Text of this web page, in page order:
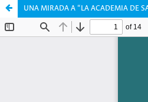
UNA MIRADA A “LA ACADEMIA DE